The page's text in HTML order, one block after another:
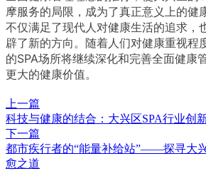
摩服务的局限，成为了真正意义上的健
不仅满足了现代人对健康生活的追求，
辟了新的方向。随着人们对健康重视程
的SPA场所将继续深化和完善全面健康
更大的健康价值。
上一篇
科技与健康的结合：大兴区SPA行业创
下一篇
都市疾行者的“能量补给站”——探寻大
愈之道